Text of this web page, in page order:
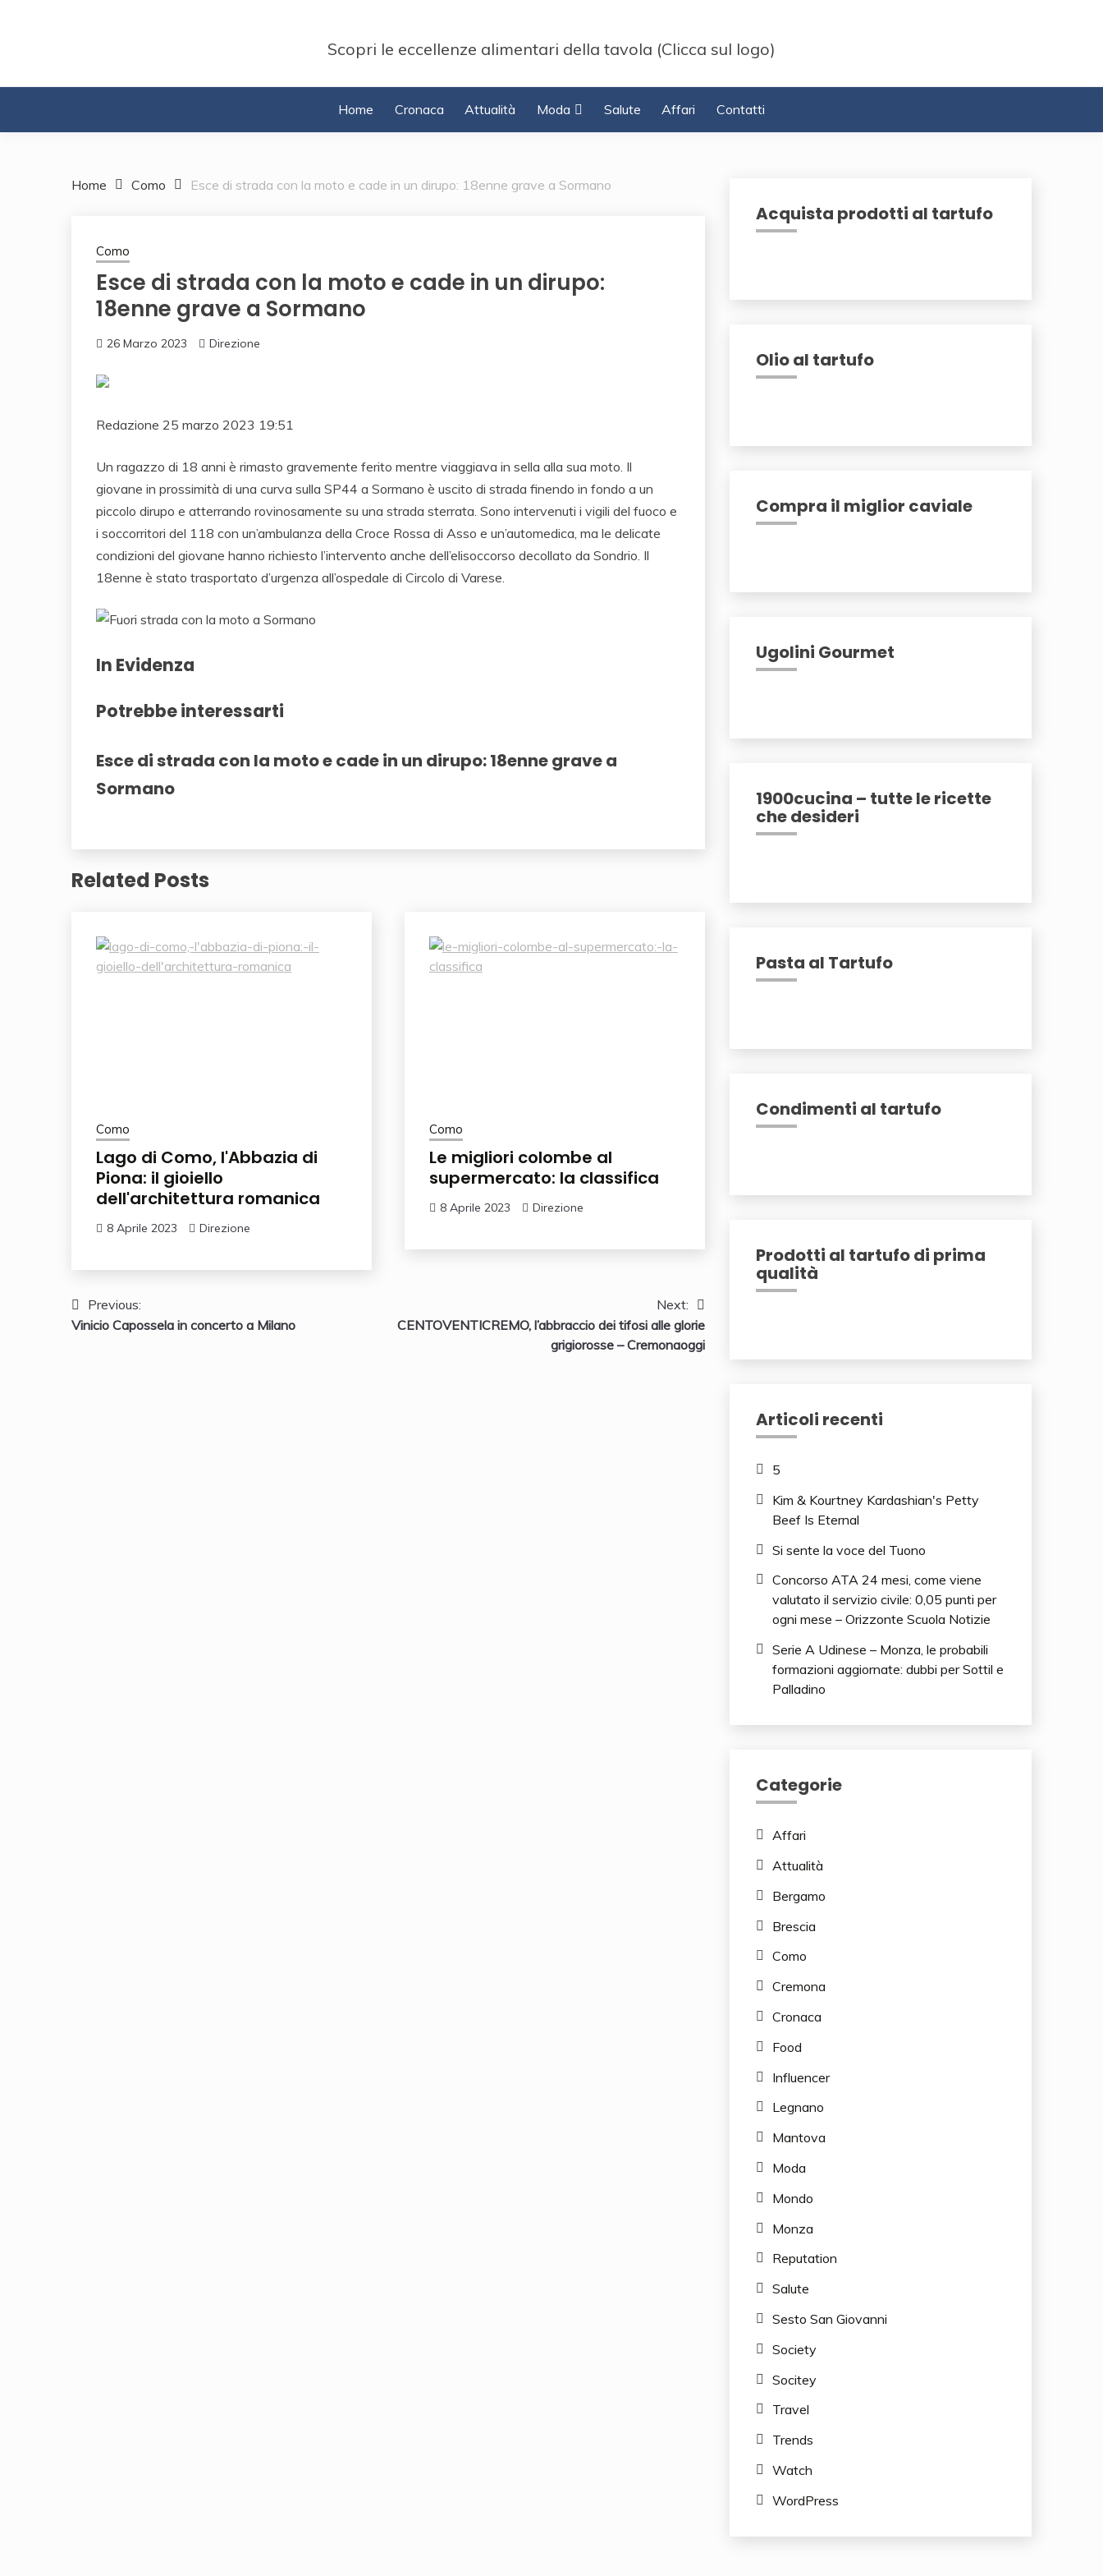
Scopri le eccellenze alimentari della tavola (Clicca sul logo)
Home Cronaca Attualità Moda Salute Affari Contatti
Home Como Esce di strada con la moto e cade in un dirupo: 18enne grave a Sormano
Como
Esce di strada con la moto e cade in un dirupo:
18enne grave a Sormano
26 Marzo 2023 Direzione
Redazione 25 marzo 2023 19:51
Un ragazzo di 18 anni è rimasto gravemente ferito mentre viaggiava in sella alla sua moto. Il
giovane in prossimità di una curva sulla SP44 a Sormano è uscito di strada finendo in fondo a un
piccolo dirupo e atterrando rovinosamente su una strada sterrata. Sono intervenuti i vigili del fuoco e
i soccorritori del 118 con un’ambulanza della Croce Rossa di Asso e un’automedica, ma le delicate
condizioni del giovane hanno richiesto l’intervento anche dell’elisoccorso decollato da Sondrio. Il
18enne è stato trasportato d’urgenza all’ospedale di Circolo di Varese.
In Evidenza
Potrebbe interessarti
Esce di strada con la moto e cade in un dirupo: 18enne grave a
Sormano
Related Posts
Como
Lago di Como, l'Abbazia di
Piona: il gioiello
dell'architettura romanica
8 Aprile 2023 Direzione
Como
Le migliori colombe al
supermercato: la classifica
8 Aprile 2023 Direzione
Navigazione
articoli
Previous:
Vinicio Capossela in concerto a Milano
Next:
CENTOVENTICREMO, l’abbraccio dei tifosi alle glorie
grigiorosse – Cremonaoggi
Acquista prodotti al tartufo
Olio al tartufo
Compra il miglior caviale
Ugolini Gourmet
1900cucina – tutte le ricette
che desideri
Pasta al Tartufo
Condimenti al tartufo
Prodotti al tartufo di prima
qualità
Articoli recenti
5
Kim & Kourtney Kardashian's Petty
Beef Is Eternal
Si sente la voce del Tuono
Concorso ATA 24 mesi, come viene
valutato il servizio civile: 0,05 punti per
ogni mese – Orizzonte Scuola Notizie
Serie A Udinese – Monza, le probabili
formazioni aggiornate: dubbi per Sottil e
Palladino
Categorie
Affari
Attualità
Bergamo
Brescia
Como
Cremona
Cronaca
Food
Influencer
Legnano
Mantova
Moda
Mondo
Monza
Reputation
Salute
Sesto San Giovanni
Society
Socitey
Travel
Trends
Watch
WordPress